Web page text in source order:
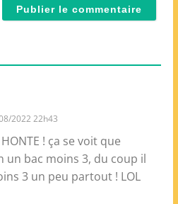
2022 22h43
! ça se voit que
un bac moins 3, du coup il
3 un peu partout ! LOL